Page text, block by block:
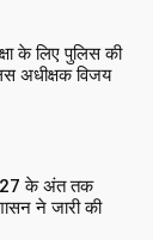
के लिए पुलिस की
अधीक्षक विजय
27 के अंत तक
ने जारी की